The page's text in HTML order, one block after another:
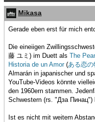
Mikasa
Gerade eben erst für mich
Die eineiigen
藤 ユミ) im Duett als The
Historia de un Amor(ある恋の
Almarán in japanischer und
YouTube-Videos könnte
den 1960ern stammen.
Schwestern (rs. "Дза Пинац")
Ist es nicht mit weitem